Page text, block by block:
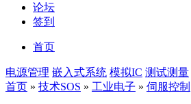
论坛
签到
首页
电源管理 嵌入式系统 模拟IC 测试测量
首页 » 技术SOS » 工业电子 » 伺服控制